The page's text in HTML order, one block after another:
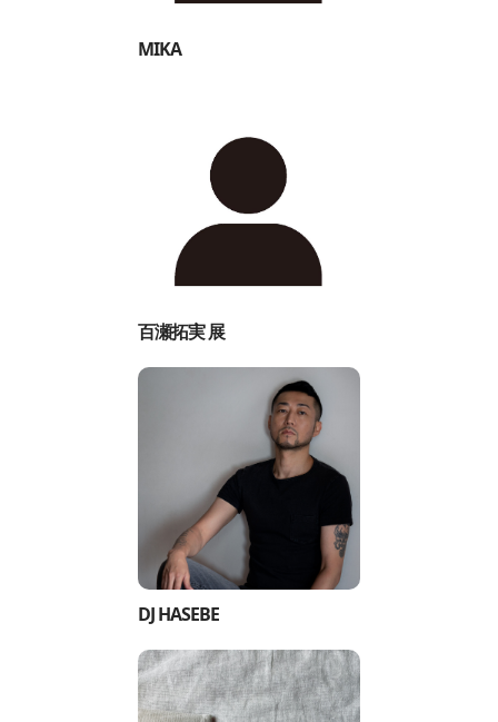
MIKA
百瀬拓実 展
DJ HASEBE